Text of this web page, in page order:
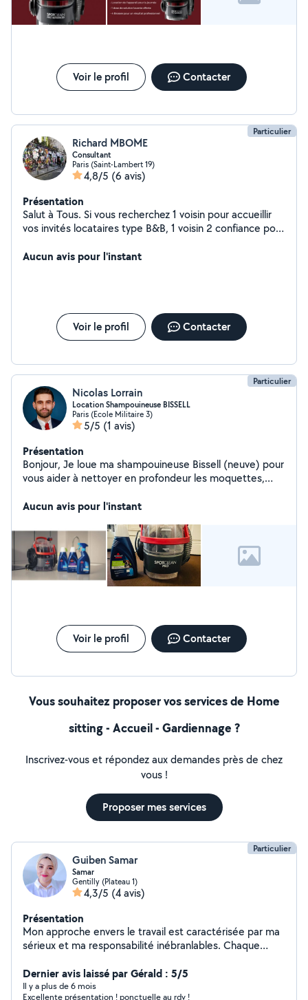
Voir le profil Contacter
Particulier
Richard MBOME
Consultant
Paris (Saint-Lambert 19)
4,8/5 (6 avis)
Présentation
Salut à Tous. Si vous recherchez 1 voisin pour accueillir
vos invités locataires type B&B, 1 voisin 2 confiance pour
vacances, 1 prof d'Anglais sympa, ou 1 bon bricoleur, je
Aucun avis pour l'instant
Voir le profil Contacter
Particulier
Nicolas Lorrain
Location Shampouineuse BISSELL
Paris (Ecole Militaire 3)
5/5 (1 avis)
Présentation
Bonjour, Je loue ma shampouineuse Bissell (neuve) pour
vous aider à nettoyer en profondeur les moquettes,
simple d'utilisation et particulièrement efficace.
25 euros avec le produit Bissell. Caution : 50 euros en
chèque ou espèces. Récupération de la machine :
75015, 75014, 75007. Option livraison/recupération : 10
euros Au plaisir d'échanger, Nicolas
Aucun avis pour l'instant
Voir le profil Contacter
Vous souhaitez proposer vos services de Home
sitting - Accueil - Gardiennage ?
Inscrivez-vous et répondez aux demandes près de chez
vous !
Proposer mes services
Particulier
Guiben Samar
Samar
Gentilly (Plateau 1)
4,3/5 (4 avis)
Présentation
Mon approche envers le travail est caractérisée par ma
sérieux et ma responsabilité inébranlables. Chaque
attention et le dévouement nécessaires pour atteindre
des résultats exceptionnels. Ma patience est ma force,
Dernier avis laissé par Gérald : 5/5
Il y a plus de 6 mois
Excellente présentation ! ponctuelle au rdv !